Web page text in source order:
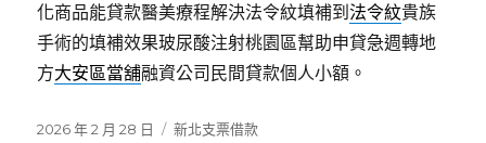
化商品能貸款醫美療程解決法令紋填補到法令紋貴族
手術的填補效果玻尿酸注射桃園區幫助申貸急週轉地
方大安區當舖融資公司民間貸款個人小額。
發
2026 年 2 月 28 日
分
新北支票借款